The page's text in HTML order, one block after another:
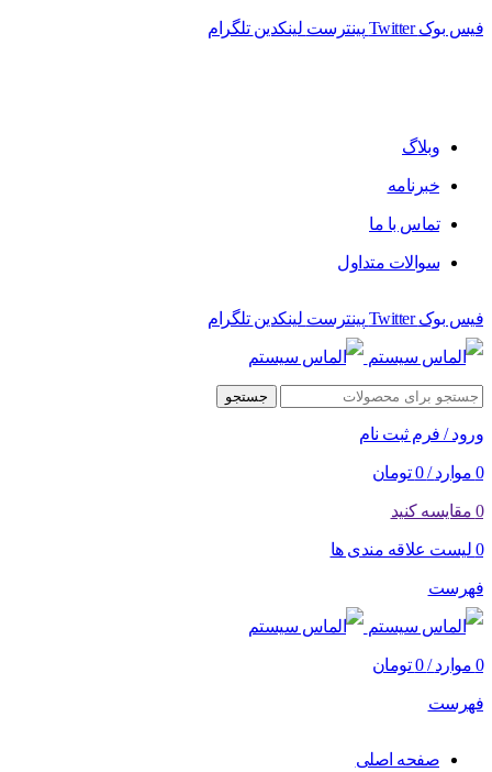
فیس بوک Twitter پینترست لینکدین تلگرام
وبلاگ
خبرنامه
تماس با ما
سوالات متداول
فیس بوک Twitter پینترست لینکدین تلگرام
جستجو
ورود / فرم ثبت نام
0 موارد /
0 تومان
0 مقایسه کنید
0 لیست علاقه مندی ها
فهرست
0 موارد /
0 تومان
فهرست
صفحه اصلی